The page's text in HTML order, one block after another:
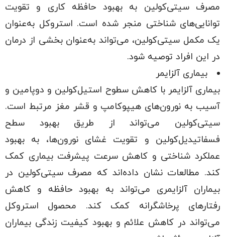
مصرف سیتی‌کولین به بهبود حافظه کاری و تقویت
توانایی‌های شناختی منجر شده است. استروکل به‌عنوان
یک مکمل سیتی‌کولین، می‌تواند به‌عنوان بخشی از درمان
در این افراد توصیه شود.
بیماری آلزایمر
بیماری آلزایمر با کاهش سطوح استیل‌کولین و دوپامین و
آسیب به نورون‌های هیپوکامپ و قشر مغز مرتبط است.
سیتی‌کولین می‌تواند از طریق بهبود سطح
فسفاتیدیل‌کولین و تقویت غشای نورون‌ها، به بهبود
عملکرد شناختی و کاهش سرعت پیشرفت بیماری کمک
کند. مطالعات نشان داده‌اند که مصرف سیتی‌کولین در
بیماران آلزایمری می‌تواند به بهبود حافظه و کاهش
رفتارهای پرخاشگرانه کمک کند. محصول استروکل
می‌تواند در کاهش علائم و بهبود کیفیت زندگی بیماران